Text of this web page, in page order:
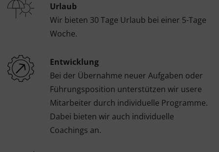
Urlaub
Wir bieten 30 Tage Urlaub bei einer 5-Tage
Woche.
Entwicklung
Bei der Übernahme neuer Aufgaben oder
Führungsposition unterstützen wir usere
Mitarbeiter durch individuelle Programme.
Dabei bieten wir auch individuelle
Coachings an.